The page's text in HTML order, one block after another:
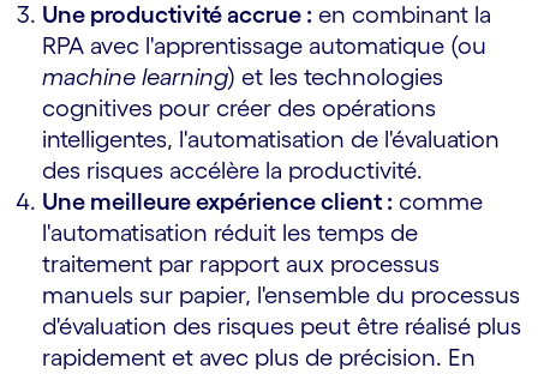
Une productivité accrue : en combinant la
RPA avec l'apprentissage automatique (ou
machine learning) et les technologies
cognitives pour créer des opérations
intelligentes, l'automatisation de l'évaluation
des risques accélère la productivité.
Une meilleure expérience client : comme
l'automatisation réduit les temps de
traitement par rapport aux processus
manuels sur papier, l'ensemble du processus
d'évaluation des risques peut être réalisé plus
rapidement et avec plus de précision. En